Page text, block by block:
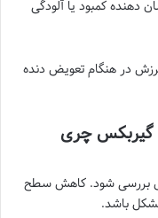
دهنده کمبود یا آلودگی
در هنگام تعویض دنده
گیربکس چری
بررسی شود. کاهش سطح
باشد.